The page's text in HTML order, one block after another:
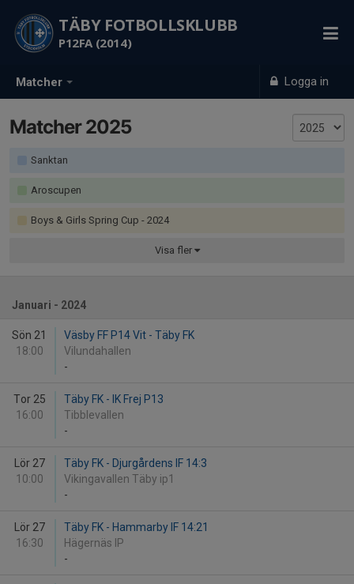
Matcher Logga in
TÄBY FOTBOLLSKLUBB
P12FA (2014)
Matcher 2025
Sanktan
Aroscupen
Boys & Girls Spring Cup - 2024
Visa fler
Januari - 2024
Sön 21
18:00
Väsby FF P14 Vit - Täby FK
Vilundahallen
-
Tor 25
16:00
Täby FK - IK Frej P13
Tibblevallen
-
Lör 27
10:00
Täby FK - Djurgårdens IF 14:3
Vikingavallen Täby ip1
-
Lör 27
16:30
Täby FK - Hammarby IF 14:21
Hägernäs IP
-